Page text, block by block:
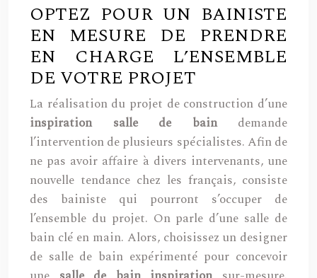
OPTEZ POUR UN BAINISTE
EN MESURE DE PRENDRE
EN CHARGE L’ENSEMBLE
DE VOTRE PROJET
La réalisation du projet de construction d’une
inspiration salle de baindemande
l’intervention de plusieurs spécialistes. Afin de
ne pas avoir affaire à divers intervenants, une
nouvelle tendance chez les français, consiste
des bainiste qui pourront s’occuper de
l’ensemble du projet. On parle d’une salle de
bain clé en main. Alors, choisissez un designer
de salle de bain expérimenté pour concevoir